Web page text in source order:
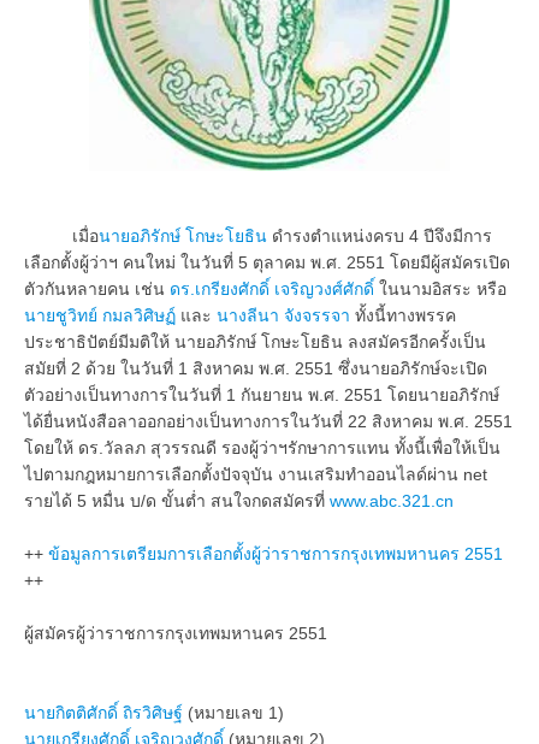
เมื่อนายอภิรักษ์ โกษะโยธิน ดำรงตำแหน่งครบ 4 ปีจึงมีการ
เลือกตั้งผู้ว่าฯ คนใหม่ ในวันที่ 5 ตุลาคม พ.ศ. 2551 โดยมีผู้สมัครเปิด
ตัวกันหลายคน เช่น ดร.เกรียงศักดิ์ เจริญวงศ์ศักดิ์ ในนามอิสระ หรือ
นายชูวิทย์ กมลวิศิษฏ์ และ นางลีนา จังจรรจา ทั้งนี้ทางพรรค
ประชาธิปัตย์มีมติให้ นายอภิรักษ์ โกษะโยธิน ลงสมัครอีกครั้งเป็น
สมัยที่ 2 ด้วย ในวันที่ 1 สิงหาคม พ.ศ. 2551 ซึ่งนายอภิรักษ์จะเปิด
ตัวอย่างเป็นทางการในวันที่ 1 กันยายน พ.ศ. 2551 โดยนายอภิรักษ์
ได้ยื่นหนังสือลาออกอย่างเป็นทางการในวันที่ 22 สิงหาคม พ.ศ. 2551
โดยให้ ดร.วัลลภ สุวรรณดี รองผู้ว่าฯรักษาการแทน ทั้งนี้เพื่อให้เป็น
ไปตามกฎหมายการเลือกตั้งปัจจุบัน งานเสริมทำออนไลด์ผ่าน net
รายได้ 5 หมื่น บ/ด ขั้นต่ำ สนใจกดสมัครที่ www.abc.321.cn
++ ข้อมูลการเตรียมการเลือกตั้งผู้ว่าราชการกรุงเทพมหานคร 2551
++
ผู้สมัครผู้ว่าราชการกรุงเทพมหานคร 2551
นายกิตติศักดิ์ ถิรวิศิษฐ์ (หมายเลข 1)
นายเกรียงศักดิ์ เจริญวงศักดิ์ (หมายเลข 2)